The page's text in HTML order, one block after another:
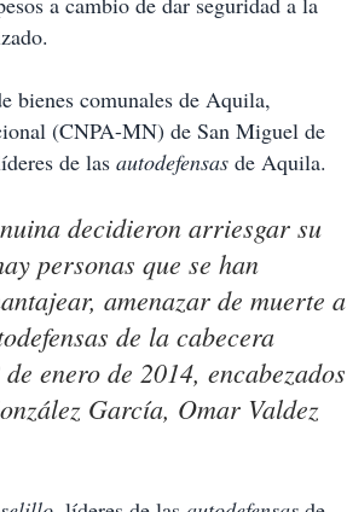
bienes comunales de Aquila,
(CNPA-MN) de San Miguel de
de las autodefensas de Aquila.
decidieron arriesgar su
personas que se han
amenazar de muerte a
de la cabecera
enero de 2014, encabezados
García, Omar Valdez